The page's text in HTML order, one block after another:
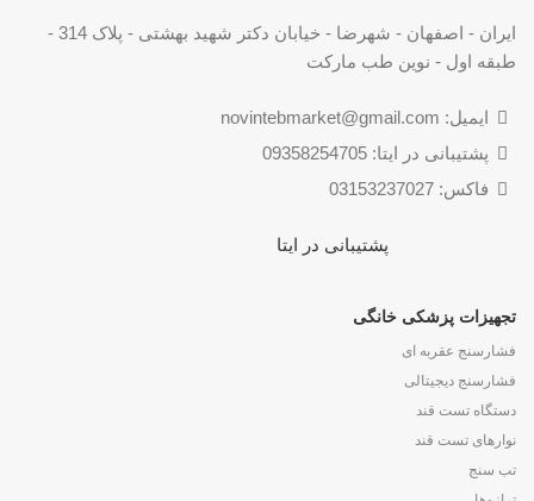
ایران - اصفهان - شهرضا - خیابان دکتر شهید بهشتی - پلاک 314 -
طبقه اول - نوین طب مارکت
ایمیل: novintebmarket@gmail.com
پشتیبانی در ایتا: 09358254705
فاکس: 03153237027
پشتیبانی در ایتا
تجهیزات پزشکی خانگی
فشارسنج عقربه ای
فشارسنج دیجیتالی
دستگاه تست قند
نوارهای تست قند
تب سنج